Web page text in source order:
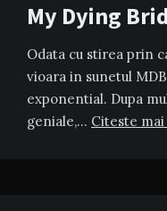
My Dying
Odata cu stirea prin
vioara in sunetul
exponential. Dupa
geniale,… Citeste